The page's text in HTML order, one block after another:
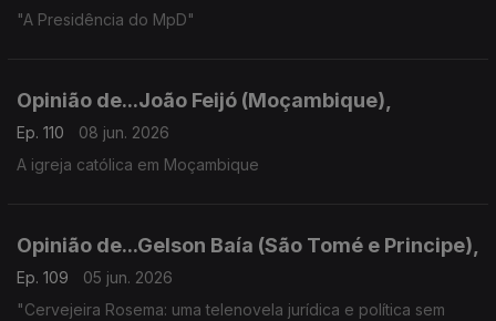
"A Presidência do MpD"
Opinião de...João Feijó (Moçambique),
Ep. 110
08 jun. 2026
A igreja católica em Moçambique
Opinião de...Gelson Baía (São Tomé e Principe),
Ep. 109
05 jun. 2026
"Cervejeira Rosema: uma telenovela jurídica e política sem